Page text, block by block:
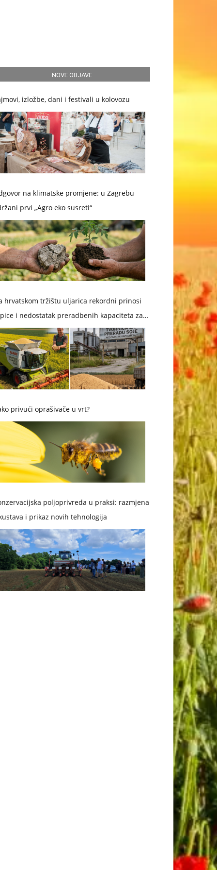
NOVE OBJAVE
izložbe, dani i festivali u kolovozu
na klimatske promjene: u Zagrebu
prvi „Agro eko susreti“
hrvatskom tržištu uljarica rekordni prinosi
i nedostatak preradbenih kapaciteta za
privući oprašivače u vrt?
poljoprivreda u praksi: razmjena
i prikaz novih tehnologija